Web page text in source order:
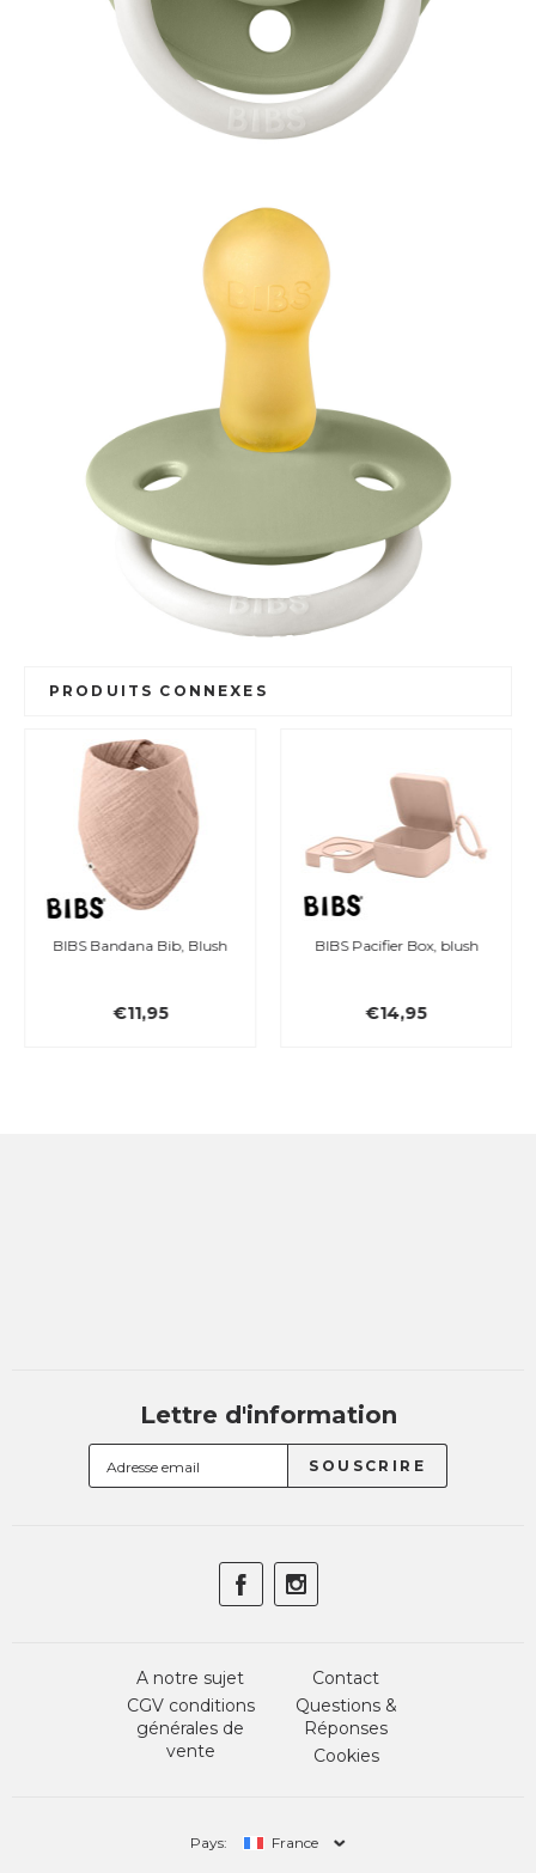
PRODUITS CONNEXES
BIBS Bandana Bib, Blush
€11,95
BIBS Pacifier Box, blush
€14,95
Lettre d'information
A notre sujet
CGV conditions
générales de
vente
Contact
Questions &
Réponses
Cookies
Pays: France